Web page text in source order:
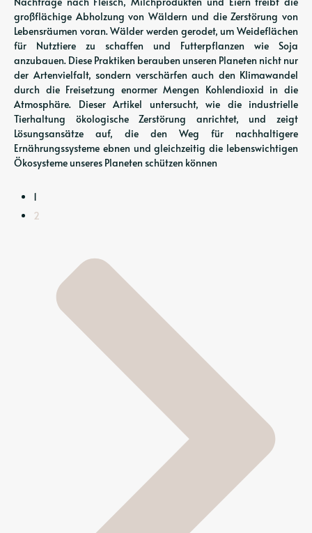
großflächige Abholzung von Wäldern und die Zerstörung von
Lebensräumen voran. Wälder werden gerodet, um Weideflächen
für Nutztiere zu schaffen und Futterpflanzen wie Soja
anzubauen. Diese Praktiken berauben unseren Planeten nicht nur
der Artenvielfalt, sondern verschärfen auch den Klimawandel
durch die Freisetzung enormer Mengen Kohlendioxid in die
Atmosphäre. Dieser Artikel untersucht, wie die industrielle
Tierhaltung ökologische Zerstörung anrichtet, und zeigt
Lösungsansätze auf, die den Weg für nachhaltigere
Ernährungssysteme ebnen und gleichzeitig die lebenswichtigen
Ökosysteme unseres Planeten schützen können
1
2